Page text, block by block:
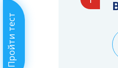
Пройти тест